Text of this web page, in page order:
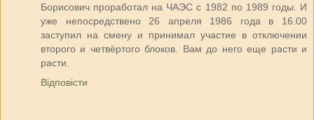
Борисович проработал на ЧАЭС с 1982 по 1989 годы. И
уже непосредствено 26 апреля 1986 года в 16.00
заступил на смену и принимал участие в отключении
второго и четвёртого блоков. Вам до него еще расти и
расти.
Відповісти